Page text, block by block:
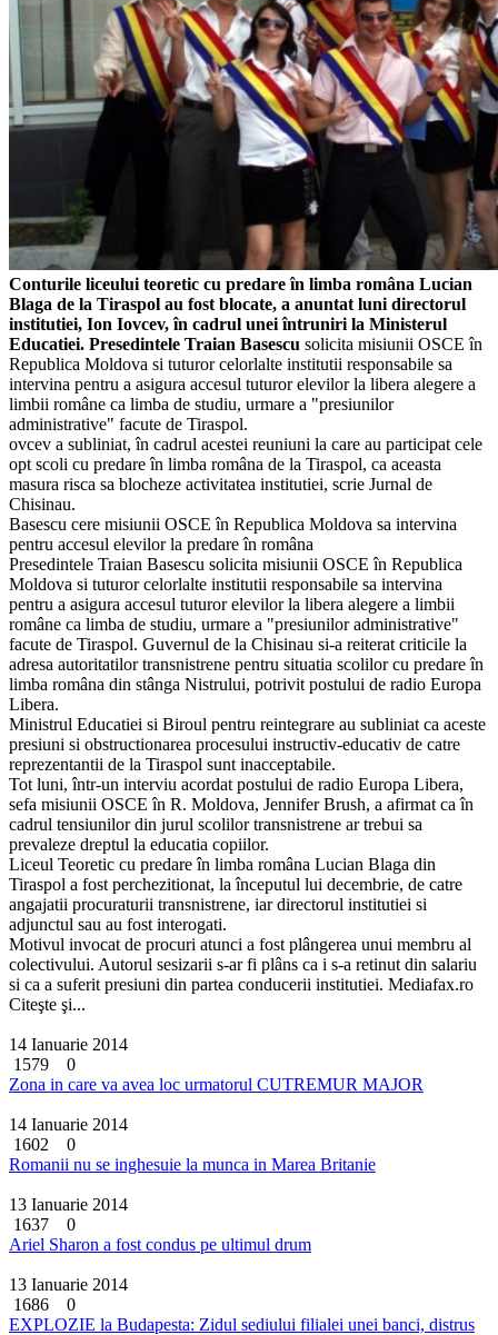
Conturile liceului teoretic cu predare în limba româna Lucian
Blaga de la Tiraspol au fost blocate, a anuntat luni directorul
institutiei, Ion Iovcev, în cadrul unei întruniri la Ministerul
Educatiei. Presedintele Traian Basescu solicita misiunii OSCE în
Republica Moldova si tuturor celorlalte institutii responsabile sa
intervina pentru a asigura accesul tuturor elevilor la libera alegere a
limbii române ca limba de studiu, urmare a "presiunilor
administrative" facute de Tiraspol.
ovcev a subliniat, în cadrul acestei reuniuni la care au participat cele
opt scoli cu predare în limba româna de la Tiraspol, ca aceasta
masura risca sa blocheze activitatea institutiei, scrie Jurnal de
Chisinau.
Basescu cere misiunii OSCE în Republica Moldova sa intervina
pentru accesul elevilor la predare în româna
Presedintele Traian Basescu solicita misiunii OSCE în Republica
Moldova si tuturor celorlalte institutii responsabile sa intervina
pentru a asigura accesul tuturor elevilor la libera alegere a limbii
române ca limba de studiu, urmare a "presiunilor administrative"
facute de Tiraspol. Guvernul de la Chisinau si-a reiterat criticile la
adresa autoritatilor transnistrene pentru situatia scolilor cu predare în
limba româna din stânga Nistrului, potrivit postului de radio Europa
Libera.
Ministrul Educatiei si Biroul pentru reintegrare au subliniat ca aceste
presiuni si obstructionarea procesului instructiv-educativ de catre
reprezentantii de la Tiraspol sunt inacceptabile.
Tot luni, într-un interviu acordat postului de radio Europa Libera,
sefa misiunii OSCE în R. Moldova, Jennifer Brush, a afirmat ca în
cadrul tensiunilor din jurul scolilor transnistrene ar trebui sa
prevaleze dreptul la educatia copiilor.
Liceul Teoretic cu predare în limba româna Lucian Blaga din
Tiraspol a fost perchezitionat, la începutul lui decembrie, de catre
angajatii procuraturii transnistrene, iar directorul institutiei si
adjunctul sau au fost interogati.
Motivul invocat de procuri atunci a fost plângerea unui membru al
colectivului. Autorul sesizarii s-ar fi plâns ca i s-a retinut din salariu
si ca a suferit presiuni din partea conducerii institutiei. Mediafax.ro
Citeşte şi...
14 Ianuarie 2014
1579
0
Zona in care va avea loc urmatorul CUTREMUR MAJOR
14 Ianuarie 2014
1602
0
Romanii nu se inghesuie la munca in Marea Britanie
13 Ianuarie 2014
1637
0
Ariel Sharon a fost condus pe ultimul drum
13 Ianuarie 2014
1686
0
EXPLOZIE la Budapesta: Zidul sediului filialei unei banci, distrus